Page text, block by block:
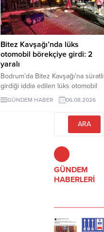
Bitez Kavşağı’nda lüks
otomobil börekçiye girdi: 2
yaralı
Bodrum’da Bitez Kavşağı’na süratli
girdiği iddia edilen lüks otomobil
börekçiye girdi. Kazada sürücü ve
GÜNDEM HABER 06.08.2026
GÜNDEM
HABERLERİ